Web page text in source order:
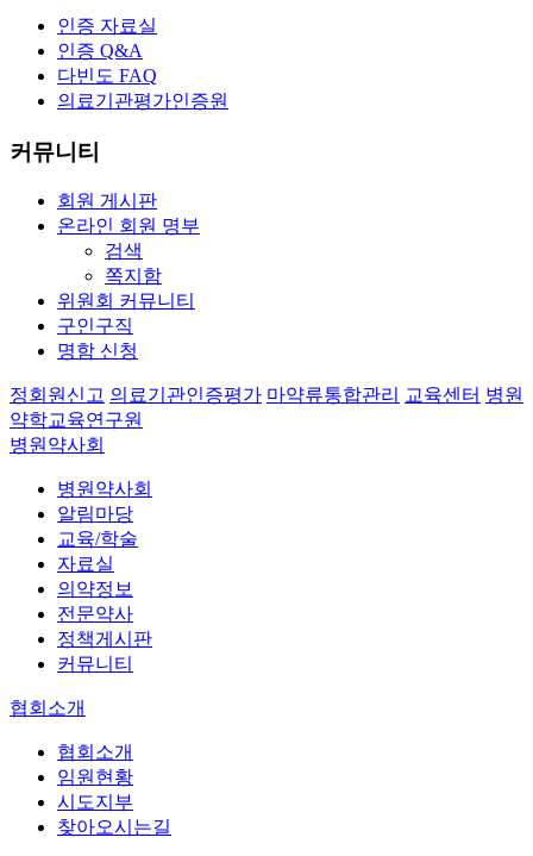
인증 자료실
인증 Q&A
다빈도 FAQ
의료기관평가인증원
커뮤니티
회원 게시판
온라인 회원 명부
검색
쪽지함
위원회 커뮤니티
구인구직
명함 신청
정회원신고 의료기관인증평가 마약류통합관리 교육센터 병원
약학교육연구원
병원약사회
병원약사회
알림마당
교육/학술
자료실
의약정보
전문약사
정책게시판
커뮤니티
협회소개
협회소개
임원현황
시도지부
찾아오시는길